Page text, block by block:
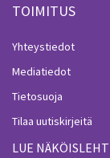
TOIMITUS
Yhteystiedot
Mediatiedot
Tietosuoja
Tilaa uutiskirjeitä
LUE